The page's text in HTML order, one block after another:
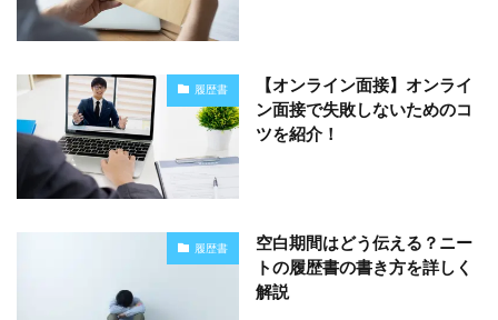
履歴書
【オンライン面接】オンライ
ン面接で失敗しないためのコ
ツを紹介！
履歴書
空白期間はどう伝える？ニー
トの履歴書の書き方を詳しく
解説